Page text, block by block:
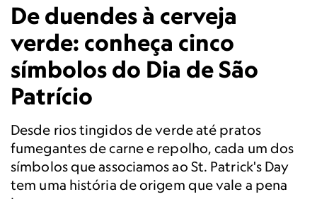
De duendes à cerveja
verde: conheça cinco
símbolos do Dia de São
Patrício
Desde rios tingidos de verde até pratos
fumegantes de carne e repolho, cada um dos
símbolos que associamos ao St. Patrick's Day
tem uma história de origem que vale a pena